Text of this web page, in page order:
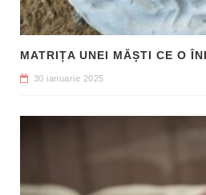
30 ianuarie 2025